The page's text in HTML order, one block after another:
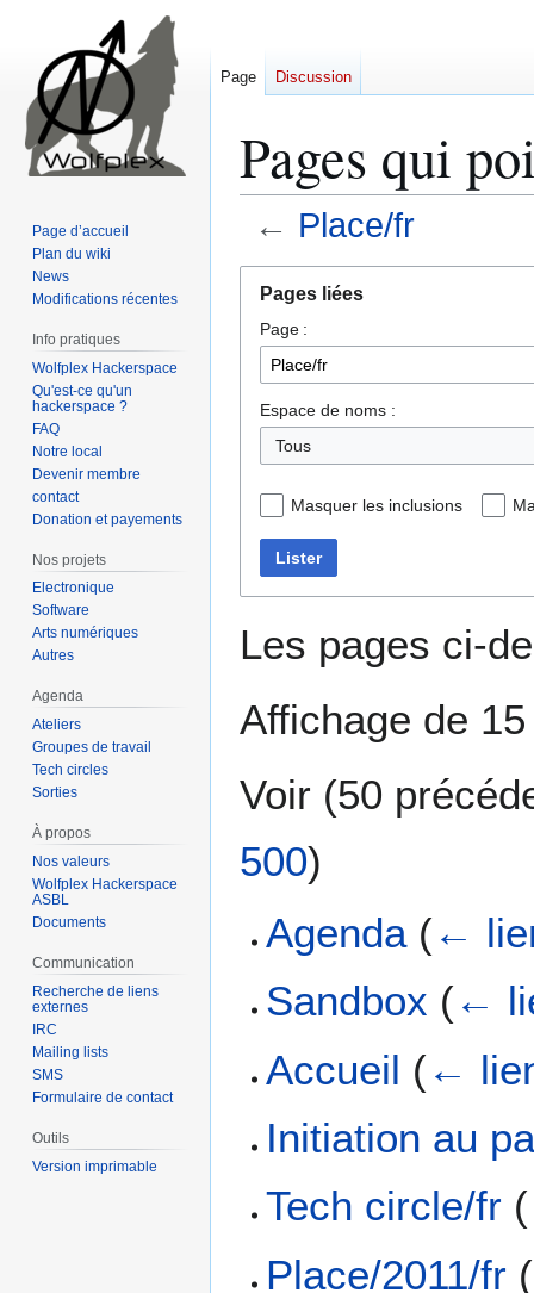
Pages qui
← Place/fr
navigation
recherche
Pages liées
Page :
Espace de noms :
Tous
Masquer les inclusions
Lister
Les pages ci-
Affichage de
Voir (50
500)
Agenda (←
Sandbox (←
Accueil (←
Initiation au
Tech circle/fr (
Place/2011/fr (
Page Discussion
Page d’accueil
Plan du wiki
News
Modifications récentes
Info pratiques
Wolfplex Hackerspace
Qu'est-ce qu'un
hackerspace ?
FAQ
Notre local
Devenir membre
contact
Donation et payements
Nos projets
Electronique
Software
Arts numériques
Autres
Agenda
Ateliers
Groupes de travail
Tech circles
Sorties
À propos
Nos valeurs
Wolfplex Hackerspace
ASBL
Documents
Communication
Recherche de liens
externes
IRC
Mailing lists
SMS
Formulaire de contact
Outils
Version imprimable